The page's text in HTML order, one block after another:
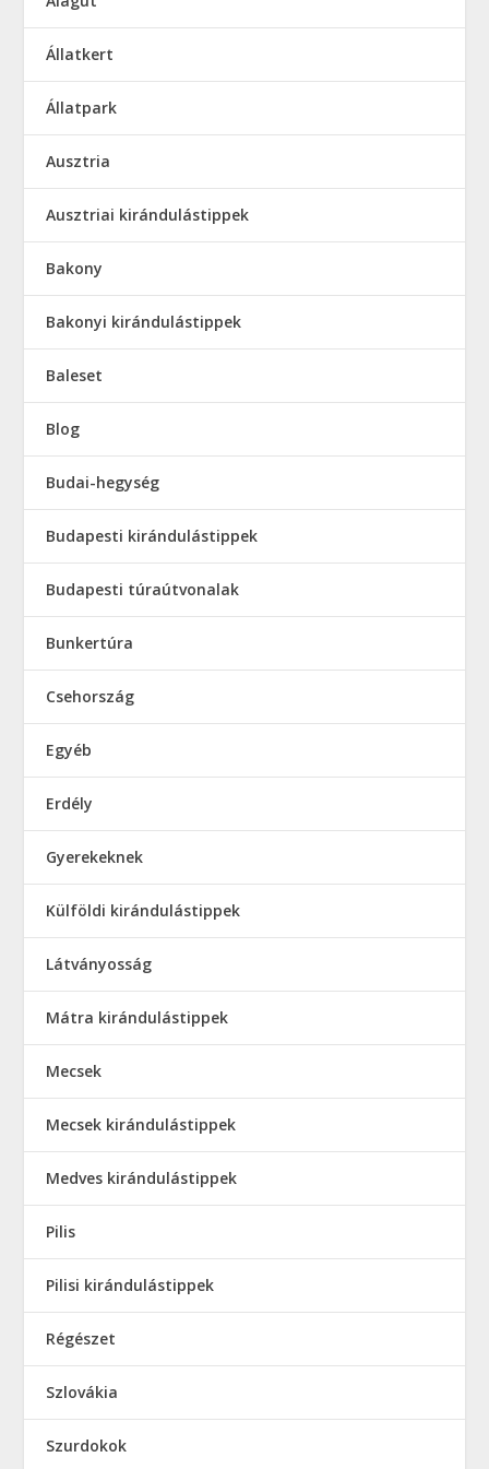
Állatkert
Állatpark
Ausztria
Ausztriai kirándulástippek
Bakony
Bakonyi kirándulástippek
Baleset
Blog
Budai-hegység
Budapesti kirándulástippek
Budapesti túraútvonalak
Bunkertúra
Csehország
Egyéb
Erdély
Gyerekeknek
Külföldi kirándulástippek
Látványosság
Mátra kirándulástippek
Mecsek
Mecsek kirándulástippek
Medves kirándulástippek
Pilis
Pilisi kirándulástippek
Régészet
Szlovákia
Szurdokok